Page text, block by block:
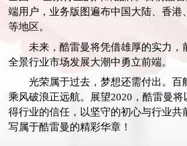
端用户，业务版图遍布中国大陆、香港
等地区。
未来，酷雷曼将凭借雄厚的实力，
全景行业市场发展大潮中勇立前端。
光荣属于过去，梦想还需付出。百
乘风破浪正远航。展望2020，酷雷曼
得行业的信任，以坚守的初心与行业共
写属于酷雷曼的精彩华章！